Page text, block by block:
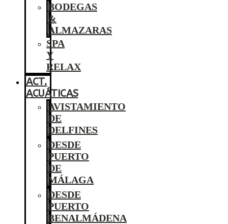
BODEGAS
&
ALMAZARAS
SPA
Y
RELAX
ACT.
ACUÁTICAS
AVISTAMIENTO
DE
DELFINES
DESDE
PUERTO
DE
MÁLAGA
DESDE
PUERTO
BENALMÁDENA